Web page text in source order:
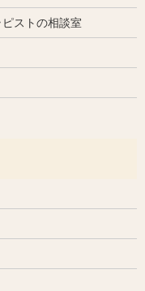
ストの相談室